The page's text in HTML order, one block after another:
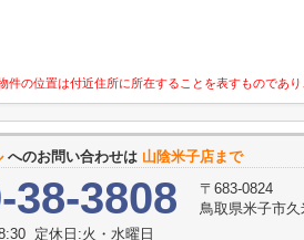
の位置は付近住所に所在することを表すものであ
へのお問い合わせは 山陰米子店まで
3808
〒683-0824
鳥取県米子市久
定休日:火・水曜日